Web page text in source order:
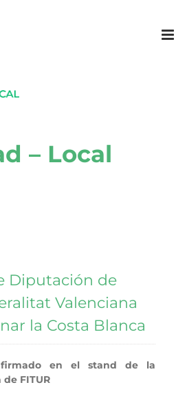
– Local
Diputación de
Valenciana
la Costa Blanca
en el stand de la
FITUR